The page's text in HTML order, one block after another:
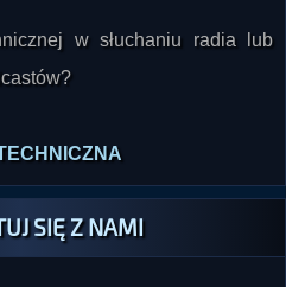
w słuchaniu radia lub
SIĘ Z NAMI